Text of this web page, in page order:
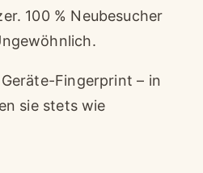
100 % Neubesucher
Fingerprint – in
sie stets wie